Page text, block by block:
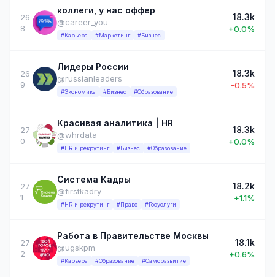
26
8
коллеги, у нас оффер
@career_you
#Карьера #Маркетинг #Бизнес
18.3k
+0.0%
26
9
Лидеры России
@russianleaders
#Экономика #Бизнес #Образование
18.3k
-0.5%
27
0
Красивая аналитика | HR
@whrdata
#HR и рекрутинг #Бизнес #Образование
18.3k
+0.0%
27
1
Система Кадры
@firstkadry
#HR и рекрутинг #Право #Госуслуги
18.2k
+1.1%
27
2
Работа в Правительстве Москвы
@ugskpm
#Карьера #Образование #Саморазвитие
18.1k
+0.6%